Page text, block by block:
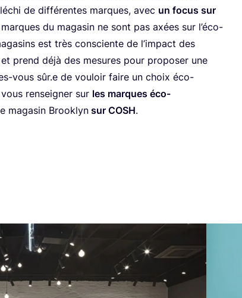
de dif­fé­rentes marques, avec un focus sur
du maga­sin ne sont pas axées sur l’é­co-
est très consciente de l’im­pact des
prend déjà des mesures pour pro­po­ser une
vous sûr.e de vou­loir faire un choix éco-
ren­sei­gner sur les marques éco-
maga­sin Brook­lyn sur COSH.